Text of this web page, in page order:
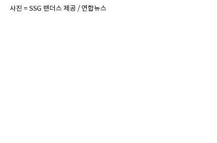
사진 = SSG 랜더스 제공 / 연합뉴스